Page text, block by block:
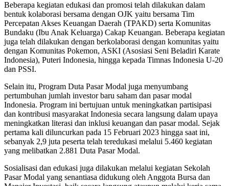
Beberapa kegiatan edukasi dan promosi telah dilakukan dalam
bentuk kolaborasi bersama dengan OJK yaitu bersama Tim
Percepatan Akses Keuangan Daerah (TPAKD) serta Komunitas
Bundaku (Ibu Anak Keluarga) Cakap Keuangan. Beberapa kegiatan
juga telah dilakukan dengan berkolaborasi dengan komunitas yaitu
dengan Komunitas Pokemon, ASKI (Asosiasi Seni Beladiri Karate
Indonesia), Puteri Indonesia, hingga kepada Timnas Indonesia U-20
dan PSSI.
Selain itu, Program Duta Pasar Modal juga menyumbang
pertumbuhan jumlah investor baru saham dan pasar modal
Indonesia. Program ini bertujuan untuk meningkatkan partisipasi
dan kontribusi masyarakat Indonesia secara langsung dalam upaya
meningkatkan literasi dan inklusi keuangan dan pasar modal. Sejak
pertama kali diluncurkan pada 15 Februari 2023 hingga saat ini,
sebanyak 2,9 juta peserta telah teredukasi melalui 5.460 kegiatan
yang melibatkan 2.881 Duta Pasar Modal.
Sosialisasi dan edukasi juga dilakukan melalui kegiatan Sekolah
Pasar Modal yang senantiasa didukung oleh Anggota Bursa dan